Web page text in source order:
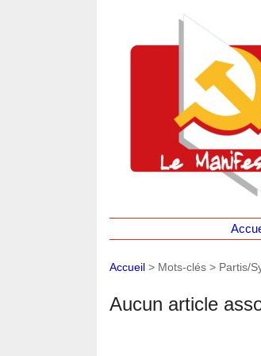
Accueil > Mots-clés > Partis/
Aucun article